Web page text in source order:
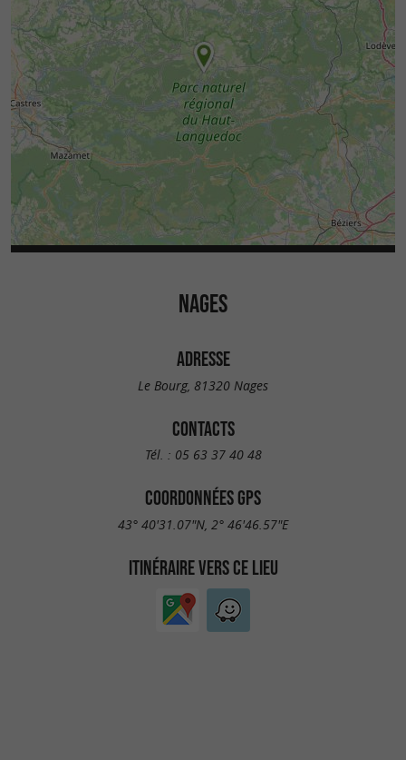
NAGES
ADRESSE
Le Bourg, 81320 Nages
CONTACTS
Tél. : 05 63 37 40 48
COORDONNÉES GPS
43° 40'31.07"N, 2° 46'46.57"E
ITINÉRAIRE VERS CE LIEU